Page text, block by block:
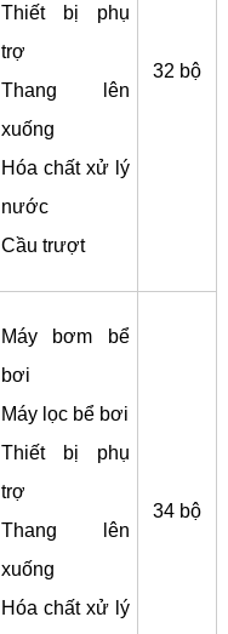
Thiết bị phụ
trợ
Thang lên
xuống
Hóa chất xử lý
nước
Cầu trượt
32 bộ
Máy bơm bể
bơi
Máy lọc bể bơi
Thiết bị phụ
trợ
Thang lên
xuống
Hóa chất xử lý
34 bộ